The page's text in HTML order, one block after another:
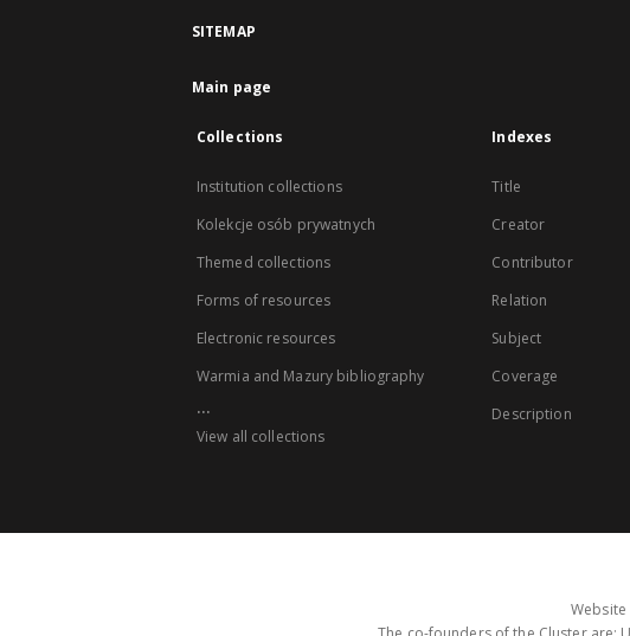
SITEMAP
Main page
Collections
Institution collections
Kolekcje osób prywatnych
Themed collections
Forms of resources
Electronic resources
Warmia and Mazury bibliography
...
View all collections
Indexes
Title
Creator
Contributor
Relation
Subject
Coverage
Description